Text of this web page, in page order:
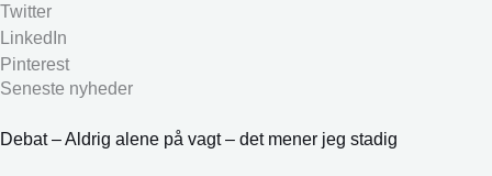
Twitter
LinkedIn
Pinterest
Seneste nyheder
Debat – Aldrig alene på vagt – det mener jeg stadig